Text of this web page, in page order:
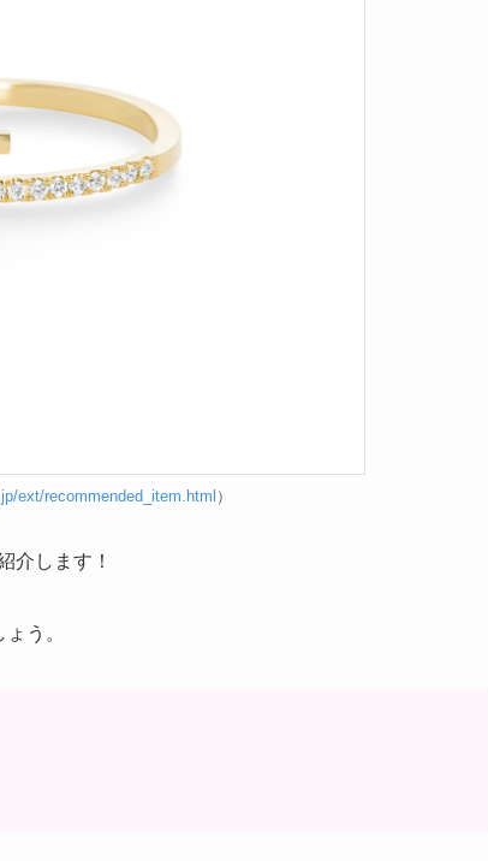
ext/recommended_item.html）
介します！
う。